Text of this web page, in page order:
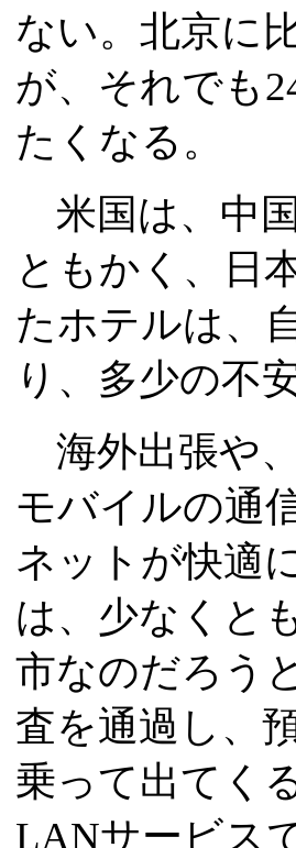
ない。北京に
が、それでも
たくなる。
米国は、中
ともかく、日
たホテルは、
り、多少の不
海外出張や
モバイルの通
ネットが快適
は、少なくと
市なのだろう
査を通過し、
乗って出てく
LANサービス